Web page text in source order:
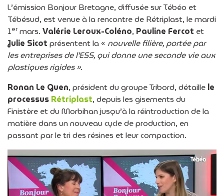
L’émission Bonjour Bretagne, diffusée sur Tébéo et
Tébésud, est venue à la rencontre de Rétriplast, le mardi
1er mars. Valérie Leroux-Coléno, Pauline Fercot et
Julie Sicot présentent la « nouvelle filière, portée par
les entreprises de l’ESS, qui donne une seconde vie aux
plastiques rigides ».
Ronan Le Guen, président du groupe Tribord, détaille le
processus Rétriplast, depuis les gisements du
Finistère et du Morbihan jusqu’à la réintroduction de la
matière dans un nouveau cycle de production, en
passant par le tri des résines et leur compaction.